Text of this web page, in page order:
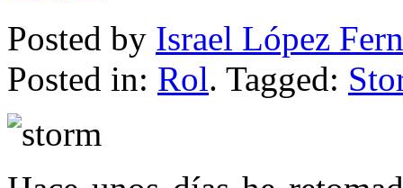
Posted by Israel López
Posted in: Rol. Tagged: